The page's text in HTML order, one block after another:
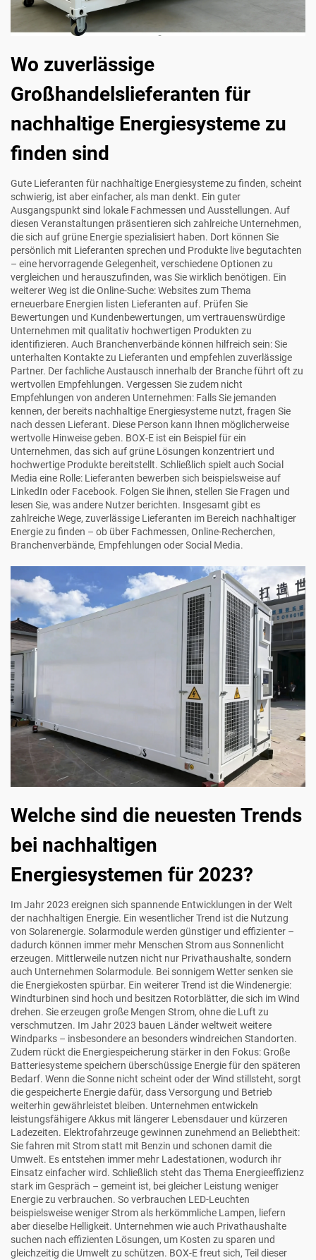
Wo zuverlässige
Großhandelslieferanten für
nachhaltige Energiesysteme zu
finden sind
Gute Lieferanten für nachhaltige Energiesysteme zu finden, scheint
schwierig, ist aber einfacher, als man denkt. Ein guter
Ausgangspunkt sind lokale Fachmessen und Ausstellungen. Auf
diesen Veranstaltungen präsentieren sich zahlreiche Unternehmen,
die sich auf grüne Energie spezialisiert haben. Dort können Sie
persönlich mit Lieferanten sprechen und Produkte live begutachten
– eine hervorragende Gelegenheit, verschiedene Optionen zu
vergleichen und herauszufinden, was Sie wirklich benötigen. Ein
weiterer Weg ist die Online-Suche: Websites zum Thema
erneuerbare Energien listen Lieferanten auf. Prüfen Sie
Bewertungen und Kundenbewertungen, um vertrauenswürdige
Unternehmen mit qualitativ hochwertigen Produkten zu
identifizieren. Auch Branchenverbände können hilfreich sein: Sie
unterhalten Kontakte zu Lieferanten und empfehlen zuverlässige
Partner. Der fachliche Austausch innerhalb der Branche führt oft zu
wertvollen Empfehlungen. Vergessen Sie zudem nicht
Empfehlungen von anderen Unternehmen: Falls Sie jemanden
kennen, der bereits nachhaltige Energiesysteme nutzt, fragen Sie
nach dessen Lieferant. Diese Person kann Ihnen möglicherweise
wertvolle Hinweise geben. BOX-E ist ein Beispiel für ein
Unternehmen, das sich auf grüne Lösungen konzentriert und
hochwertige Produkte bereitstellt. Schließlich spielt auch Social
Media eine Rolle: Lieferanten bewerben sich beispielsweise auf
LinkedIn oder Facebook. Folgen Sie ihnen, stellen Sie Fragen und
lesen Sie, was andere Nutzer berichten. Insgesamt gibt es
zahlreiche Wege, zuverlässige Lieferanten im Bereich nachhaltiger
Energie zu finden – ob über Fachmessen, Online-Recherchen,
Branchenverbände, Empfehlungen oder Social Media.
Welche sind die neuesten Trends
bei nachhaltigen
Energiesystemen für 2023?
Im Jahr 2023 ereignen sich spannende Entwicklungen in der Welt
der nachhaltigen Energie. Ein wesentlicher Trend ist die Nutzung
von Solarenergie. Solarmodule werden günstiger und effizienter –
dadurch können immer mehr Menschen Strom aus Sonnenlicht
erzeugen. Mittlerweile nutzen nicht nur Privathaushalte, sondern
auch Unternehmen Solarmodule. Bei sonnigem Wetter senken sie
die Energiekosten spürbar. Ein weiterer Trend ist die Windenergie:
Windturbinen sind hoch und besitzen Rotorblätter, die sich im Wind
drehen. Sie erzeugen große Mengen Strom, ohne die Luft zu
verschmutzen. Im Jahr 2023 bauen Länder weltweit weitere
Windparks – insbesondere an besonders windreichen Standorten.
Zudem rückt die Energiespeicherung stärker in den Fokus: Große
Batteriesysteme speichern überschüssige Energie für den späteren
Bedarf. Wenn die Sonne nicht scheint oder der Wind stillsteht, sorgt
die gespeicherte Energie dafür, dass Versorgung und Betrieb
weiterhin gewährleistet bleiben. Unternehmen entwickeln
leistungsfähigere Akkus mit längerer Lebensdauer und kürzeren
Ladezeiten. Elektrofahrzeuge gewinnen zunehmend an Beliebtheit:
Sie fahren mit Strom statt mit Benzin und schonen damit die
Umwelt. Es entstehen immer mehr Ladestationen, wodurch ihr
Einsatz einfacher wird. Schließlich steht das Thema Energieeffizienz
stark im Gespräch – gemeint ist, bei gleicher Leistung weniger
Energie zu verbrauchen. So verbrauchen LED-Leuchten
beispielsweise weniger Strom als herkömmliche Lampen, liefern
aber dieselbe Helligkeit. Unternehmen wie auch Privathaushalte
suchen nach effizienten Lösungen, um Kosten zu sparen und
gleichzeitig die Umwelt zu schützen. BOX-E freut sich, Teil dieser